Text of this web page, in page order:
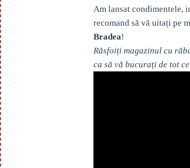
Am lansat condimentele,
recomand să vă uitați pe
Bradea!
Răsfoiți magazinul cu
ca să vă bucurați de tot